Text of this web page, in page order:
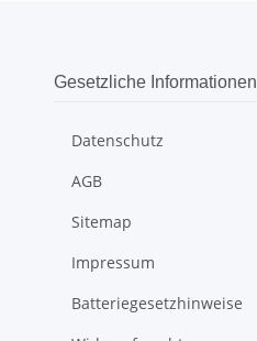
Gesetzliche Informationen
Datenschutz
AGB
Sitemap
Impressum
Batteriegesetzhinweise